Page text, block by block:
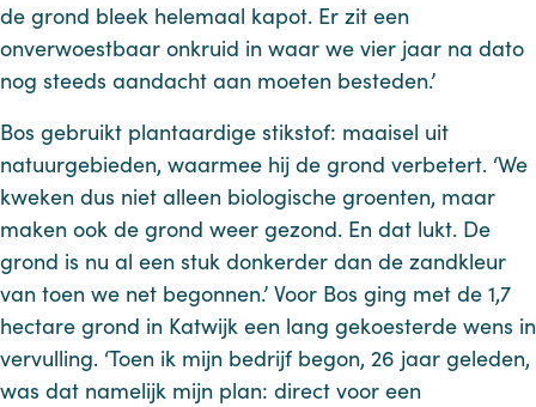
de grond bleek helemaal kapot. Er zit een
onverwoestbaar onkruid in waar we vier jaar na dato
nog steeds aandacht aan moeten besteden.’
Bos gebruikt plantaardige stikstof: maaisel uit
natuurgebieden, waarmee hij de grond verbetert. ‘We
kweken dus niet alleen biologische groenten, maar
maken ook de grond weer gezond. En dat lukt. De
grond is nu al een stuk donkerder dan de zandkleur
van toen we net begonnen.’ Voor Bos ging met de 1,7
hectare grond in Katwijk een lang gekoesterde wens in
vervulling. ‘Toen ik mijn bedrijf begon, 26 jaar geleden,
was dat namelijk mijn plan: direct voor een